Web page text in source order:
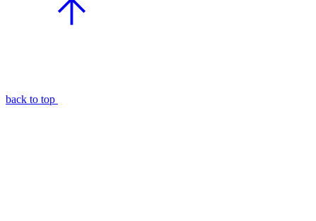
back to top